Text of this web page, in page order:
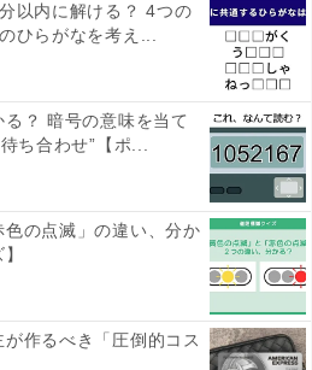
のでノーマスク、葬儀が執り行
礼拝堂では、マスク着用とソー
務付けられ、エリザベス女王を
をつけました。
国葬に際して宿泊先となったロ
ラリッジズ」では、両陛下の警
織布マスクをつけて待機してい
ギリスでは新型コロナウイルス
、マスクをつける人はほとんど
たちは日本の皇室にならって白
以内に解ける？ 4つの
ひらがなを考え...
？ 暗号の意味を当て
ち合わせ”【ポ...
色の点滅」の違い、分か
作るべき「圧倒的コス